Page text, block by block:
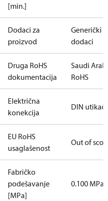
[min.]
Dodaci za
proizvod
Generički
dodaci
Druga RoHS
dokumentacija
Saudi Arabia
RoHS
Električna
konekcija
DIN utikač
EU RoHS
usaglašenost
Out of scope
Fabričko
podešavanje
[MPa]
0.100 MPa